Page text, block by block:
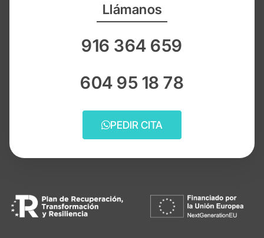
Llámanos
916 364 659
604 95 18 78
PEDIR CITA